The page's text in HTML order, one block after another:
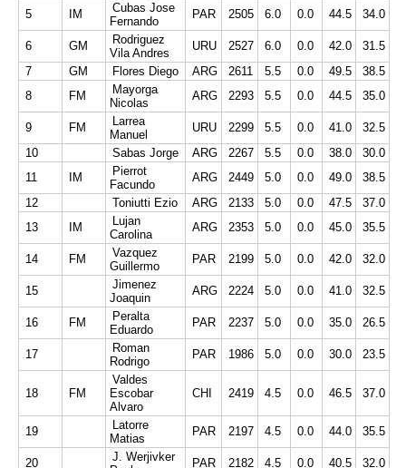
5 IM
Cubas Jose
Fernando
PAR 2505 6.0 0.0 44.5 34.0
6 GM
Rodriguez
Vila Andres
URU 2527 6.0 0.0 42.0
31.5
7
GM Flores Diego ARG 2611 5.5 0.0 49.5
38.5
8
FM
Mayorga
Nicolas
ARG 2293 5.5 0.0 44.5 35.0
9 FM
Larrea
Manuel
URU 2299 5.5 0.0 41.0
32.5
10
Sabas Jorge ARG 2267 5.5 0.0 38.0
30.0
11
IM
Pierrot
Facundo
ARG 2449 5.0 0.0 49.0
38.5
12
Toniutti Ezio ARG 2133 5.0 0.0 47.5
37.0
13
IM
Lujan
Carolina
ARG 2353 5.0 0.0 45.0 35.5
14 FM
Vazquez
Guillermo
PAR 2199 5.0 0.0 42.0 32.0
15
Jimenez
Joaquin
ARG 2224 5.0 0.0 41.0 32.5
16 FM
Peralta
Eduardo
PAR 2237 5.0 0.0 35.0 26.5
17
Roman
Rodrigo
PAR 1986 5.0 0.0 30.0 23.5
18 FM
Valdes
Escobar
Alvaro
CHI 2419 4.5 0.0 46.5 37.0
19
Latorre
Matias
PAR 2197 4.5 0.0 44.0 35.5
20
J. Werjivker
PAR 2182 4.5 0.0 40.5 32.0